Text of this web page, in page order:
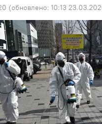
(обновлено: 10:13